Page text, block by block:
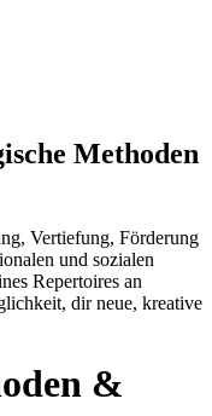
Methoden
Vertiefung, Förderung
und sozialen
Repertoires an
dir neue, kreative
&